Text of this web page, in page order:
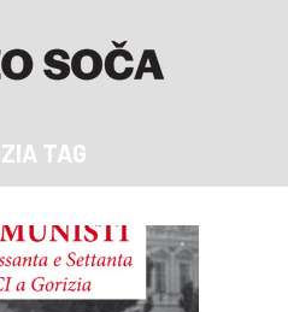
TAG